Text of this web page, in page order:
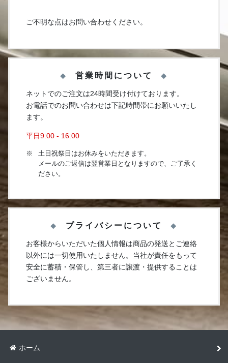
ご不明な点はお問い合わせください。
営業時間について
ネットでのご注文は24時間受け付けております。
お電話でのお問い合わせは下記時間帯にお願いいたし
ます。
平日9:00 - 16:00
土日祝祭日はお休みをいただきます。
メールのご返信は翌営業日となりますので、ご了承く
ださい。
プライバシーについて
お客様からいただいた個人情報は商品の発送とご連絡
以外には一切使用いたしません。当社が責任をもって
安全に蓄積・保管し、第三者に譲渡・提供することは
ございません。
ホーム